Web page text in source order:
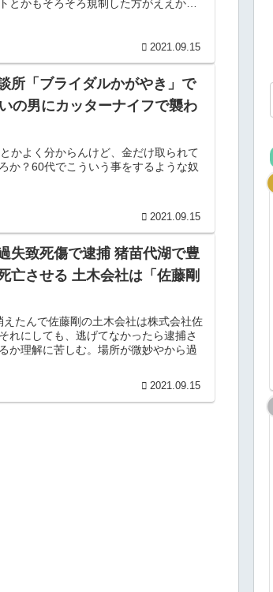
とかもそろそろ規制した方がええかも
2021.09.15
所「ブライダルかがやき」で
の男にカッターナイフで襲わ
かよく分からんけど、金だけ取られて
か？60代でこういう事をするような奴
2021.09.15
失致死傷で逮捕 猪苗代湖で豊
亡させる 土木会社は「佐藤剛
たんで佐藤剛の土木会社は株式会社佐
れにしても、逃げてなかったら逮捕さ
か理解に苦しむ。場所が微妙やから過
2021.09.15